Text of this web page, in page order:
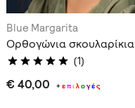
Blue Margarita
Ορθογώνια σκουλαρίκια
(1)
€ 40,00 +επιλογές